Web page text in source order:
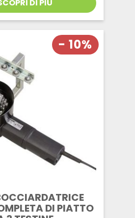
DI PIÙ
- 10%
DI PIATTO